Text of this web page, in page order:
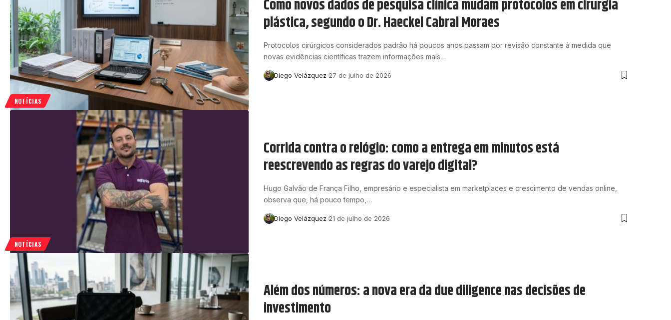
NOTÍCIAS
Como novos dados de pesquisa clínica mudam protocolos em cirurgia
plástica, segundo o Dr. Haeckel Cabral Moraes
Protocolos cirúrgicos considerados padrão há poucos anos passam por revisão constante à medida que
novas evidências científicas trazem informações mais…
Diego Velázquez 27 de julho de 2026
NOTÍCIAS
Corrida contra o relógio: como a entrega em minutos está
reescrevendo as regras do varejo digital?
Hugo Galvão de França Filho, empresário e especialista em marketplaces e crescimento de vendas online,
observa que, há pouco tempo,…
Diego Velázquez 21 de julho de 2026
Além dos números: a nova era da due diligence nas decisões de
investimento